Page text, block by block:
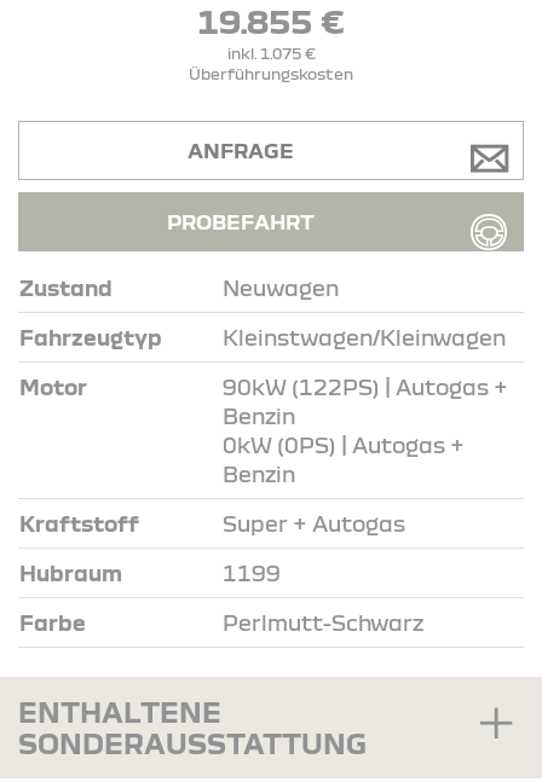
19.855 €
inkl. 1.075 €
Überführungskosten
Zustand Neuwagen
Fahrzeugtyp Kleinstwagen/Kleinwagen
Motor
90kW (122PS) | Autogas +
Benzin
0kW (0PS) | Autogas +
Benzin
Kraftstoff Super + Autogas
Hubraum 1199
Farbe Perlmutt-Schwarz
ANFRAGE
PROBEFAHRT
ENTHALTENE
SONDERAUSSTATTUNG